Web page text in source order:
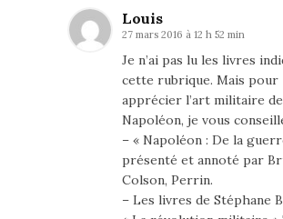
Louis
27 mars 2016 à 12 h 52 min
Je n’ai pas lu les livres
cette rubrique. Mais pour
apprécier l’art militaire de
Napoléon, je vous
– « Napoléon : De la
présenté et annoté par
Colson, Perrin.
– Les livres de Stéphane